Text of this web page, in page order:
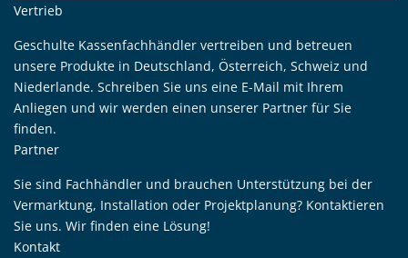
Vertrieb
Geschulte Kassenfachhändler vertreiben und betreuen
unsere Produkte in Deutschland, Österreich, Schweiz und
Niederlande. Schreiben Sie uns eine E-Mail mit Ihrem
Anliegen und wir werden einen unserer Partner für Sie
finden.
Partner
Sie sind Fachhändler und brauchen Unterstützung bei der
Vermarktung, Installation oder Projektplanung? Kontaktieren
Sie uns. Wir finden eine Lösung!
Kontakt